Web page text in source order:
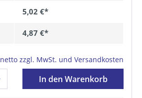
5,02 €*
4,87 €*
netto zzgl. MwSt. und Versandkosten
In den Warenkorb